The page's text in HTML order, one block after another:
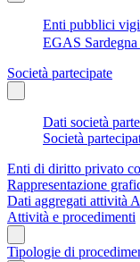
Enti pubblici
EGAS Sardegna
Società partecipate
Dati società
Società
Enti di diritto privato
Rappresentazione
Dati aggregati attività
Attività e procedimenti
Tipologie di